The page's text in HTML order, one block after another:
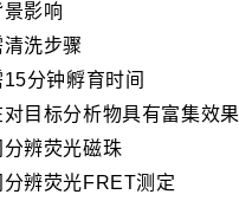
影响
洗步骤
分钟孵育时间
对目标分析物具有富集效果
分辨荧光磁珠
分辨荧光FRET测定